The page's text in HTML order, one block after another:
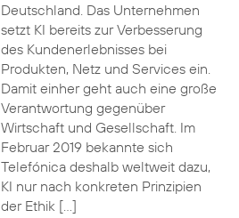
Deutschland. Das Unternehmen
setzt KI bereits zur Verbesserung
des Kundenerlebnisses bei
Produkten, Netz und Services ein.
Damit einher geht auch eine große
Verantwortung gegenüber
Wirtschaft und Gesellschaft. Im
Februar 2019 bekannte sich
Telefónica deshalb weltweit dazu,
KI nur nach konkreten Prinzipien
der Ethik […]